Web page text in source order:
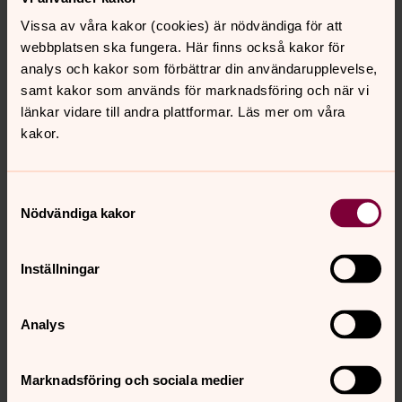
Vissa av våra kakor (cookies) är nödvändiga för att
webbplatsen ska fungera. Här finns också kakor för
analys och kakor som förbättrar din användarupplevelse,
samt kakor som används för marknadsföring och när vi
länkar vidare till andra plattformar. Läs mer om våra
kakor.
Nödvändiga kakor
Inställningar
Analys
Marknadsföring och sociala medier
Kropps_kyrkogård_kv_III_U
Kropps_kyrkogård_kv_I-II
Kropps_kyrkogård_kv_IV
Kropps_kyrkogård_kv_VI-VII
Frillestads kyrkogård:
Frillestads_kyrkogård_översikt
Frillestads_kyrkogård_kv_VII-IX
Hässlunda kyrkogård:
Hässlunda_kyrkogård_kv_A-K